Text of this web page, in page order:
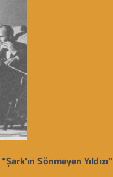
“Şark’ın Sönmeyen Yıldızı”